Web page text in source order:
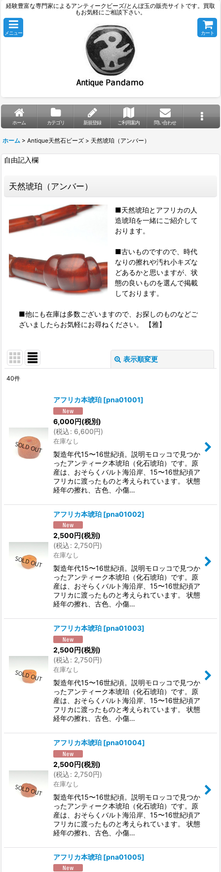
経験豊富な専門家によるアンティークビーズ/とんぼ玉の販売サイトです。買取
もお気軽にご相談下さい。
メニュー カート
ホーム カテゴリ 新規登録 ご利用案内 問い合わせ
ホーム > Antique天然石ビーズ > 天然琥珀（アンバー）
自由記入欄
天然琥珀（アンバー）
■天然琥珀とアフリカの人
造琥珀を一緒にご紹介して
おります。
■古いものですので、時代
なりの擦れや汚れ小キズな
どあるかと思いますが、状
態の良いものを選んで掲載
しております。
■他にも在庫は多数ございますので、お探しのものなどご
ざいましたらお気軽にお尋ねください。 【雅】
表示順変更
40件
アフリカ本琥珀 [pna01001]
6,000円(税別)
(税込: 6,600円)
在庫なし
製造年代15〜16世紀頃。説明モロッコで見つか
ったアンティーク本琥珀（化石琥珀）です。原
産は、おそらくバルト海沿岸、15〜16世紀頃ア
フリカに渡ったものと考えられています。 状態
経年の擦れ、古色、小傷…
アフリカ本琥珀 [pna01002]
2,500円(税別)
(税込: 2,750円)
在庫なし
製造年代15〜16世紀頃。説明モロッコで見つか
ったアンティーク本琥珀（化石琥珀）です。原
産は、おそらくバルト海沿岸、15〜16世紀頃ア
フリカに渡ったものと考えられています。 状態
経年の擦れ、古色、小傷…
アフリカ本琥珀 [pna01003]
2,500円(税別)
(税込: 2,750円)
在庫なし
製造年代15〜16世紀頃。説明モロッコで見つか
ったアンティーク本琥珀（化石琥珀）です。原
産は、おそらくバルト海沿岸、15〜16世紀頃ア
フリカに渡ったものと考えられています。 状態
経年の擦れ、古色、小傷…
アフリカ本琥珀 [pna01004]
2,500円(税別)
(税込: 2,750円)
在庫なし
製造年代15〜16世紀頃。説明モロッコで見つか
ったアンティーク本琥珀（化石琥珀）です。原
産は、おそらくバルト海沿岸、15〜16世紀頃ア
フリカに渡ったものと考えられています。 状態
経年の擦れ、古色、小傷…
アフリカ本琥珀 [pna01005]